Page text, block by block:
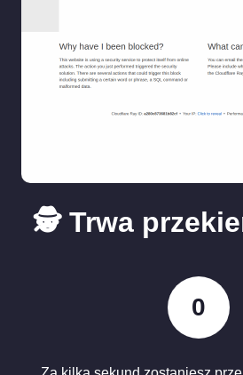
🕵️ Trwa
0